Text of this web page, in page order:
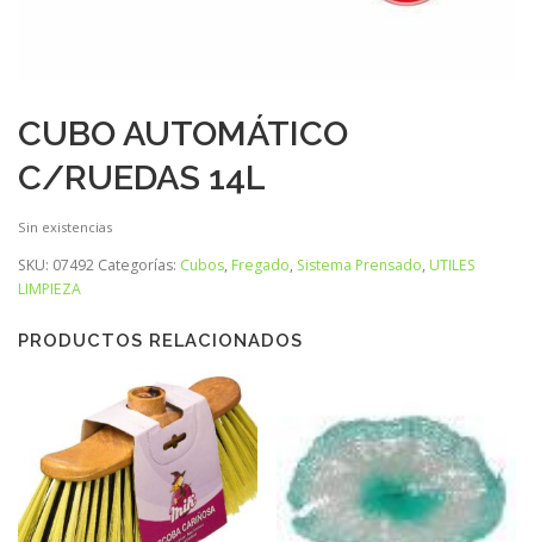
CUBO AUTOMÁTICO
C/RUEDAS 14L
Sin existencias
SKU: 07492 Categorías: Cubos, Fregado, Sistema Prensado, UTILES
LIMPIEZA
PRODUCTOS RELACIONADOS